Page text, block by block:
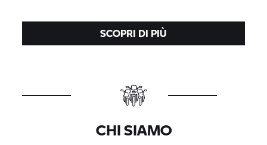
SCOPRI DI PIÙ
CHI SIAMO